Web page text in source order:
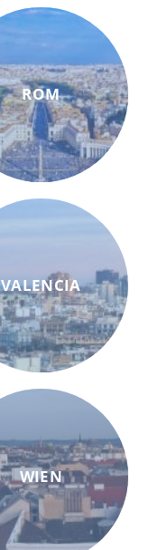
ROM
VALENCIA
WIEN